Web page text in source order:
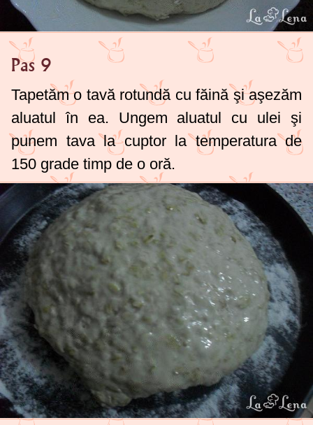
Pas 9
Tapetăm o tavă rotundă cu făină şi aşezăm
aluatul în ea. Ungem aluatul cu ulei şi
punem tava la cuptor la temperatura de
150 grade timp de o oră.